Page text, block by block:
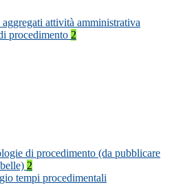
attività amministrativa
procedimento 2
di procedimento (da pubblicare
2
tempi procedimentali